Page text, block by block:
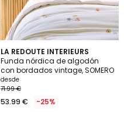
LA REDOUTE INTERIEURS
Funda nórdica de algodón
con bordados vintage, SOMERO
desde
71.99 €
53.99 € -25%